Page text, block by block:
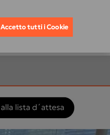
Accetto tutti i Cookie